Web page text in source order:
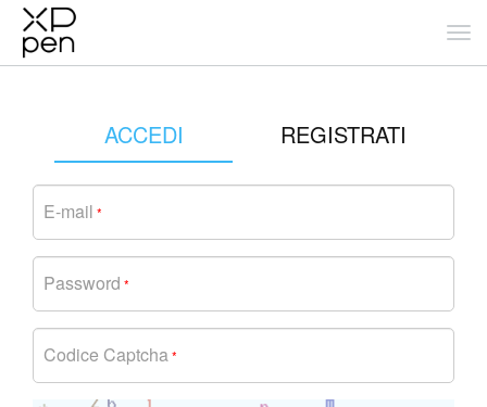
ACCEDI REGISTRATI
E-mail *
Password *
Codice Captcha*